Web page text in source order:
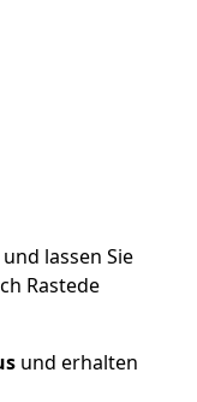
lassen Sie
Rastede
und erhalten